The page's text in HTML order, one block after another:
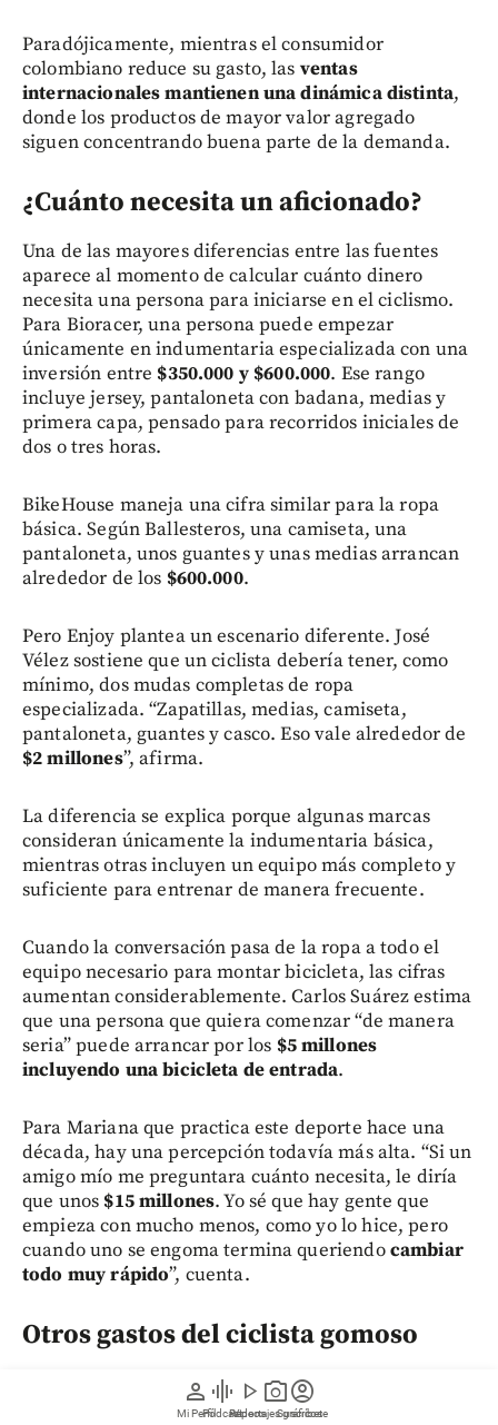
person
Mi Perfil
graphic_eq
Pódcast
play_arrow
Videos
photo_camera
Reportajes gráficos
account_circle
Suscríbete
Paradójicamente, mientras el consumidor
colombiano reduce su gasto, las ventas
internacionales mantienen una dinámica distinta,
donde los productos de mayor valor agregado
siguen concentrando buena parte de la demanda.
¿Cuánto necesita un aficionado?
Una de las mayores diferencias entre las fuentes
aparece al momento de calcular cuánto dinero
necesita una persona para iniciarse en el ciclismo.
Para Bioracer, una persona puede empezar
únicamente en indumentaria especializada con una
inversión entre $350.000 y $600.000. Ese rango
incluye jersey, pantaloneta con badana, medias y
primera capa, pensado para recorridos iniciales de
dos o tres horas.
BikeHouse maneja una cifra similar para la ropa
básica. Según Ballesteros, una camiseta, una
pantaloneta, unos guantes y unas medias arrancan
alrededor de los $600.000.
Pero Enjoy plantea un escenario diferente. José
Vélez sostiene que un ciclista debería tener, como
mínimo, dos mudas completas de ropa
especializada. “Zapatillas, medias, camiseta,
pantaloneta, guantes y casco. Eso vale alrededor de
$2 millones”, afirma.
La diferencia se explica porque algunas marcas
consideran únicamente la indumentaria básica,
mientras otras incluyen un equipo más completo y
suficiente para entrenar de manera frecuente.
Cuando la conversación pasa de la ropa a todo el
equipo necesario para montar bicicleta, las cifras
aumentan considerablemente. Carlos Suárez estima
que una persona que quiera comenzar “de manera
seria” puede arrancar por los $5 millones
incluyendo una bicicleta de entrada.
Para Mariana que practica este deporte hace una
década, hay una percepción todavía más alta. “Si un
amigo mío me preguntara cuánto necesita, le diría
que unos $15 millones. Yo sé que hay gente que
empieza con mucho menos, como yo lo hice, pero
cuando uno se engoma termina queriendocambiar
todo muy rápido”, cuenta.
Otros gastos del ciclista gomoso
La bicicleta suele ser apenas el primer gasto.
Quienes entrenan de forma constante deben asumir